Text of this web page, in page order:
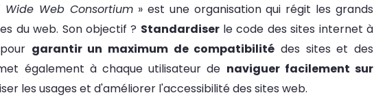
Wide Web Consortium » est une organisation qui régit les grands
du web. Son objectif ? Standardiserle code des sites internet à
garantir un maximum de compatibilité des sites et des
également à chaque utilisateur de naviguer facilement sur
les usages et d'améliorer l'accessibilité des sites web.